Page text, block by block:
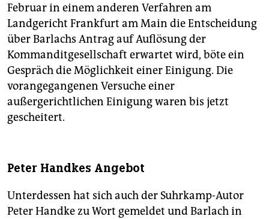
Februar in einem anderen Verfahren am
Landgericht Frankfurt am Main die Entscheidung
über Barlachs Antrag auf Auflösung der
Kommanditgesellschaft erwartet wird, böte ein
Gespräch die Möglichkeit einer Einigung. Die
vorangegangenen Versuche einer
außergerichtlichen Einigung waren bis jetzt
gescheitert.
Peter Handkes Angebot
Unterdessen hat sich auch der Suhrkamp-Autor
Peter Handke zu Wort gemeldet und Barlach in